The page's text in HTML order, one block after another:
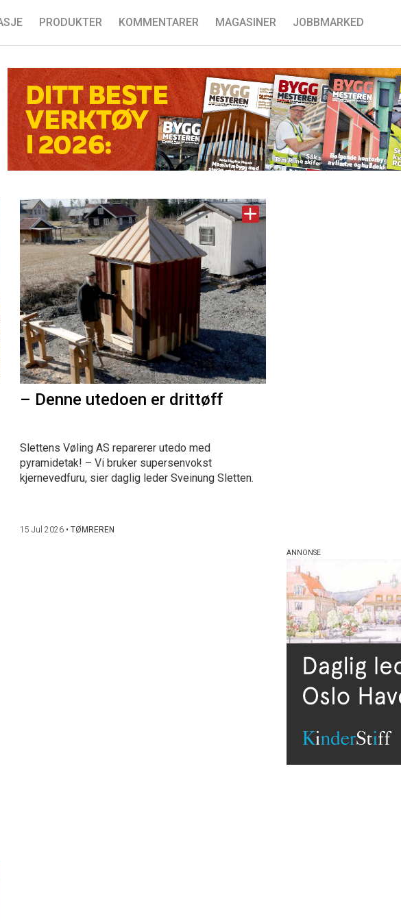
PRODUKTER KOMMENTARER MAGASINER JOBBMARKED
– Denne utedoen er drittøff
Slettens Vøling AS reparerer utedo med
pyramidetak! – Vi bruker supersenvokst
kjernevedfuru, sier daglig leder Sveinung Sletten.
15 Jul 2026• TØMREREN